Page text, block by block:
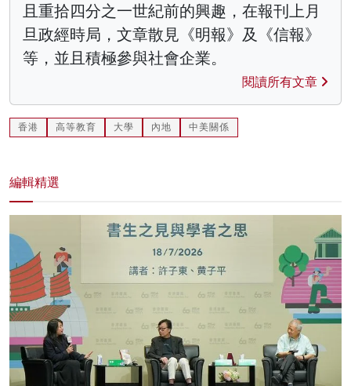
且重拾四分之一世紀前的興趣，在報刊上月
旦政經時局，文章散見《明報》及《信報》
等，並且積極參與社會企業。
閱讀所有文章
香港 高等教育 大學 內地 中美關係
編輯精選